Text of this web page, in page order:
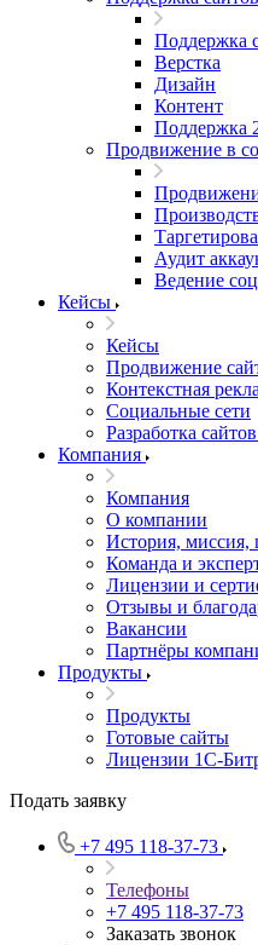
Поддержка
Верстка
Дизайн
Контент
Поддержка
Продвижение в
Аудит
Ведение
Кейсы
Кейсы
Продвижение
Контекстная
Социальные сети
Разработка
Компания
Компания
О компании
История, миссия,
Команда и
Лицензии и
Отзывы и
Вакансии
Партнёры
Продукты
Продукты
Готовые сайты
Лицензии 1С-
Подать заявку
+7 495 118-37-73
Телефоны
+7 495 118-37-73
Заказать звонок